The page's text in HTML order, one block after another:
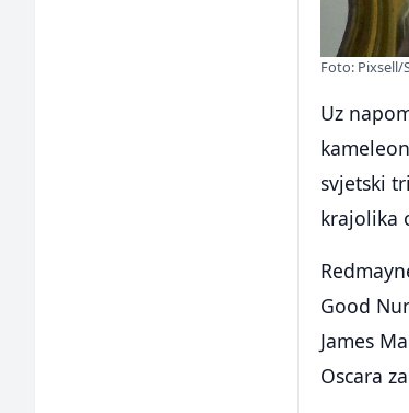
Foto: Pixsell/
Uz
svjetski
krajolika
Good
James
Oscara